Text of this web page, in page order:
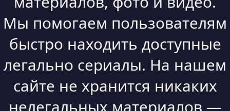
Мы помогаем пользователям
быстро находить доступные
легально сериалы. На нашем
сайте не хранится никаких
нелегальных материалов —